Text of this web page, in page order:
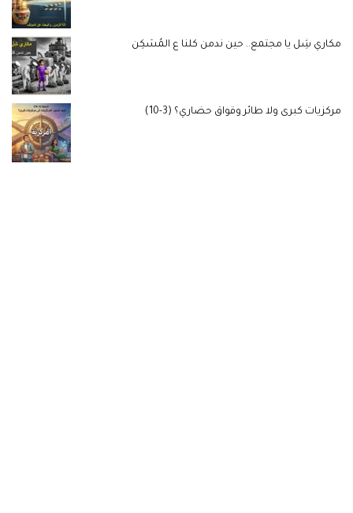
مكاري شِل يا مجتمع.. حين ندمن كلنا ع المُسَكِن
مركزيات كبرى ولا طائر وقواق حضاري؟ (3-10)